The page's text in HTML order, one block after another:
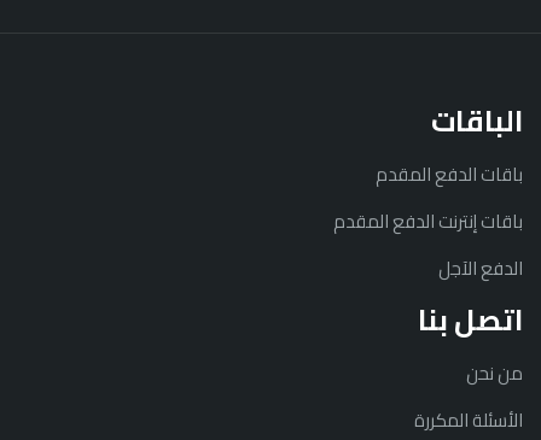
الباقات
باقات الدفع المقدم
باقات إنترنت الدفع المقدم
الدفع الآجل
اتصل بنا
من نحن
الأسئلة المكررة